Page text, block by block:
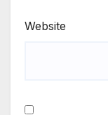
Website